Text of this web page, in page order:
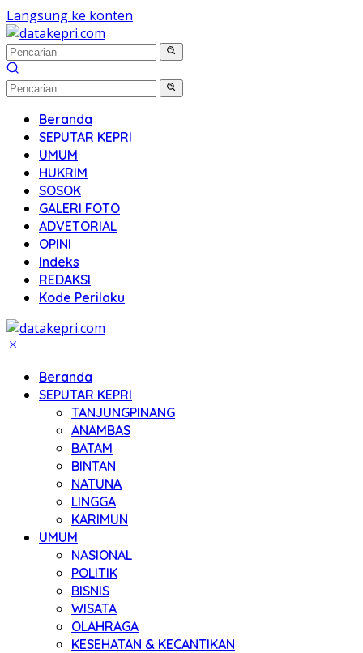
Langsung ke konten
Beranda
SEPUTAR KEPRI
UMUM
HUKRIM
SOSOK
GALERI FOTO
ADVETORIAL
OPINI
Indeks
REDAKSI
Kode Perilaku
Beranda
SEPUTAR KEPRI
TANJUNGPINANG
ANAMBAS
BATAM
BINTAN
NATUNA
LINGGA
KARIMUN
UMUM
NASIONAL
POLITIK
BISNIS
WISATA
OLAHRAGA
KESEHATAN & KECANTIKAN